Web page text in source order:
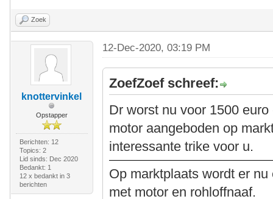
Zoek
knottervinkel
Opstapper
Berichten: 12
Topics: 2
Lid sinds: Dec 2020
Bedankt: 1
12 x bedankt in 3
berichten
12-Dec-2020, 03:19 PM
ZoefZoef schreef:
Dr worst nu voor 1500
motor aangeboden op
interessante trike voor u.
Op marktplaats wordt er
met motor en rohloffnaaf.